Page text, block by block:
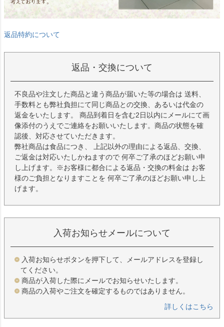
返品特約について
返品・交換について
不良品や注文した商品と違う商品が届いた等の場合は 送料、
手数料とも弊社負担にて同じ商品との交換、あるいは代金の
返金をいたします。 商品到着日を含む2日以内にメールにて画
像添付のうえでご連絡をお願いいたします。商品の状態を確
認後、対応させていただきます。
弊社商品は食品につき、 上記以外の理由による返品、交換、
ご返金は対応いたしかねますので 何卒ご了承のほどお願い申
し上げます。※お客様に都合による返品・交換の料金は お客
様のご負担となりますことを 何卒ご了承のほどお願い申し上
げます。
入荷お知らせメールについて
入荷お知らせボタンを押下して、メールアドレスを登録し
てください。
商品が入荷した際にメールでお知らせいたします。
商品の入荷やご注文を確定するものではありません。
詳しくはこちら